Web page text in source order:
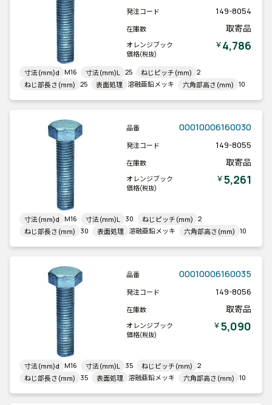
発注コード 149-8054
在庫数 取寄品
オレンジブック
価格(税抜)
￥4,786
寸法(mm)d M16 寸法(mm)L 25 ねじピッチ(mm) 2
ねじ部長さ(mm) 25 表面処理 溶融亜鉛メッキ 六角部高さ(mm) 10
品番 00010006160030
発注コード 149-8055
在庫数 取寄品
オレンジブック
価格(税抜)
￥5,261
寸法(mm)d M16 寸法(mm)L 30 ねじピッチ(mm) 2
ねじ部長さ(mm)
30 表面処理 溶融亜鉛メッキ 六角部高さ(mm) 10
品番 00010006160035
発注コード 149-8056
在庫数 取寄品
オレンジブック
価格(税抜)
￥5,090
寸法(mm)d M16 寸法(mm)L 35 ねじピッチ(mm) 2
ねじ部長さ(mm)
35 表面処理 溶融亜鉛メッキ 六角部高さ(mm) 10